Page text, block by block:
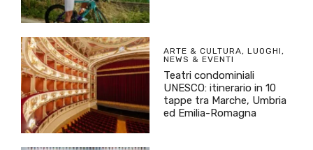
ARTE & CULTURA, LUOGHI,
NEWS & EVENTI
Teatri condominiali
UNESCO: itinerario in 10
tappe tra Marche, Umbria
ed Emilia-Romagna